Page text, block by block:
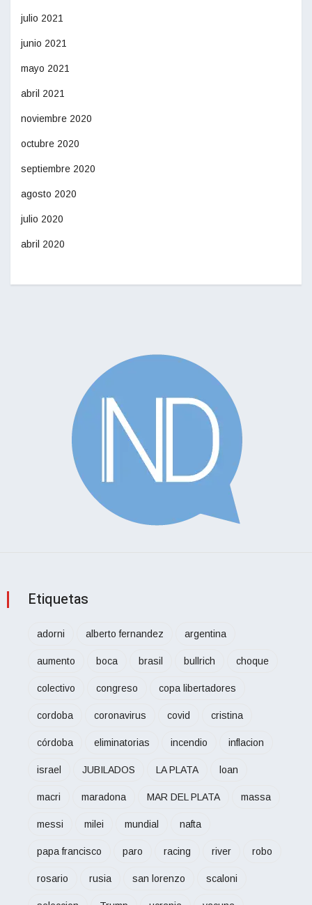
julio 2021
junio 2021
mayo 2021
abril 2021
noviembre 2020
octubre 2020
septiembre 2020
agosto 2020
julio 2020
abril 2020
Etiquetas
adorni alberto fernandez argentina
aumento boca brasil bullrich choque
colectivo congreso copa libertadores
cordoba coronavirus covid cristina
córdoba eliminatorias incendio inflacion
israel JUBILADOS LA PLATA loan
macri maradona MAR DEL PLATA massa
messi milei mundial nafta
papa francisco paro racing river robo
rosario rusia san lorenzo scaloni